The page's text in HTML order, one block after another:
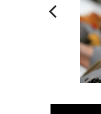
I SUOI